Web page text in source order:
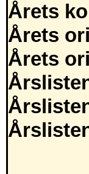
Årets
Årets
Årets